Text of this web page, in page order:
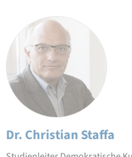
Dr. Christian Staffa